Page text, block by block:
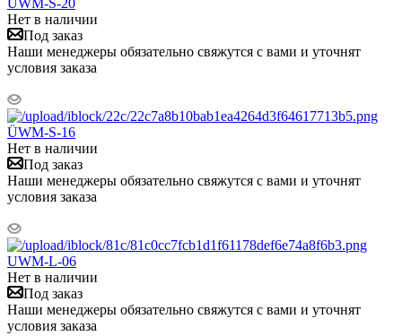
Нет в наличии
Под заказ
Наши менеджеры обязательно свяжутся с вами и уточнят
условия заказа
ÜWM-S-16
Нет в наличии
Под заказ
Наши менеджеры обязательно свяжутся с вами и уточнят
условия заказа
UWM-L-06
Нет в наличии
Под заказ
Наши менеджеры обязательно свяжутся с вами и уточнят
условия заказа